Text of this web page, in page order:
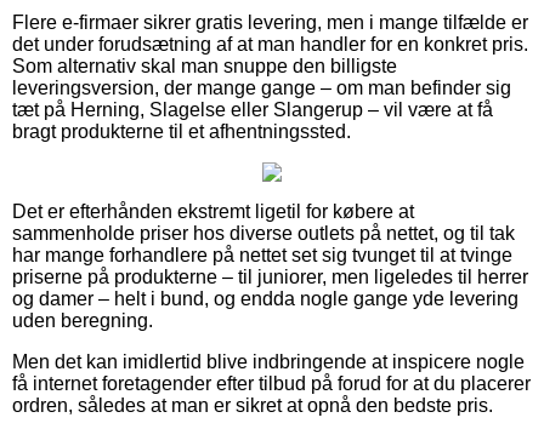
Flere e-firmaer sikrer gratis levering, men i mange tilfælde er
det under forudsætning af at man handler for en konkret pris.
Som alternativ skal man snuppe den billigste
leveringsversion, der mange gange – om man befinder sig
tæt på Herning, Slagelse eller Slangerup – vil være at få
bragt produkterne til et afhentningssted.
Det er efterhånden ekstremt ligetil for købere at
sammenholde priser hos diverse outlets på nettet, og til tak
har mange forhandlere på nettet set sig tvunget til at tvinge
priserne på produkterne – til juniorer, men ligeledes til herrer
og damer – helt i bund, og endda nogle gange yde levering
uden beregning.
Men det kan imidlertid blive indbringende at inspicere nogle
få internet foretagender efter tilbud på forud for at du placerer
ordren, således at man er sikret at opnå den bedste pris.